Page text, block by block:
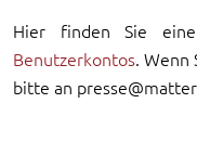
Hier finden Sie
Benutzerkontos. Wenn
bitte an